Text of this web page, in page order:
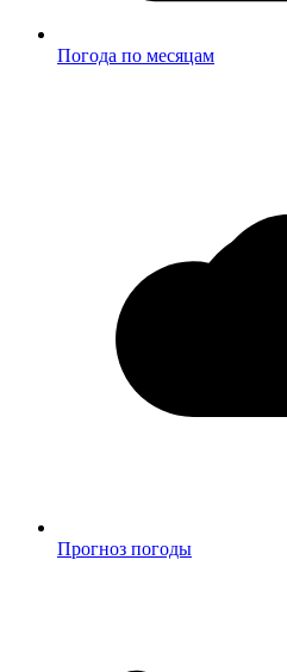
Погода по месяцам
Прогноз погоды